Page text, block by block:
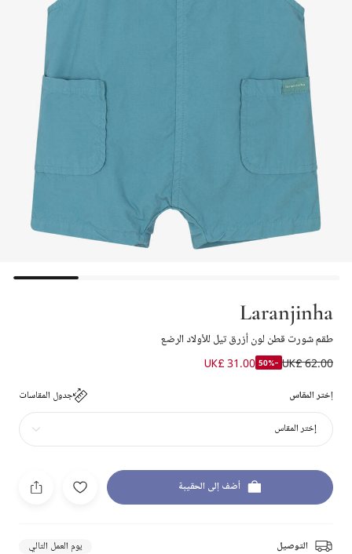
Laranjinha
طقم شورت قطن لون أزرق تيل للأولاد الرضع
UK£ 62.00
-50%
UK£ 31.00
إختر المقاس جدول المقاسات
إختر المقاس
أضف إلى الحقيبة
التوصيل يوم العمل التالي